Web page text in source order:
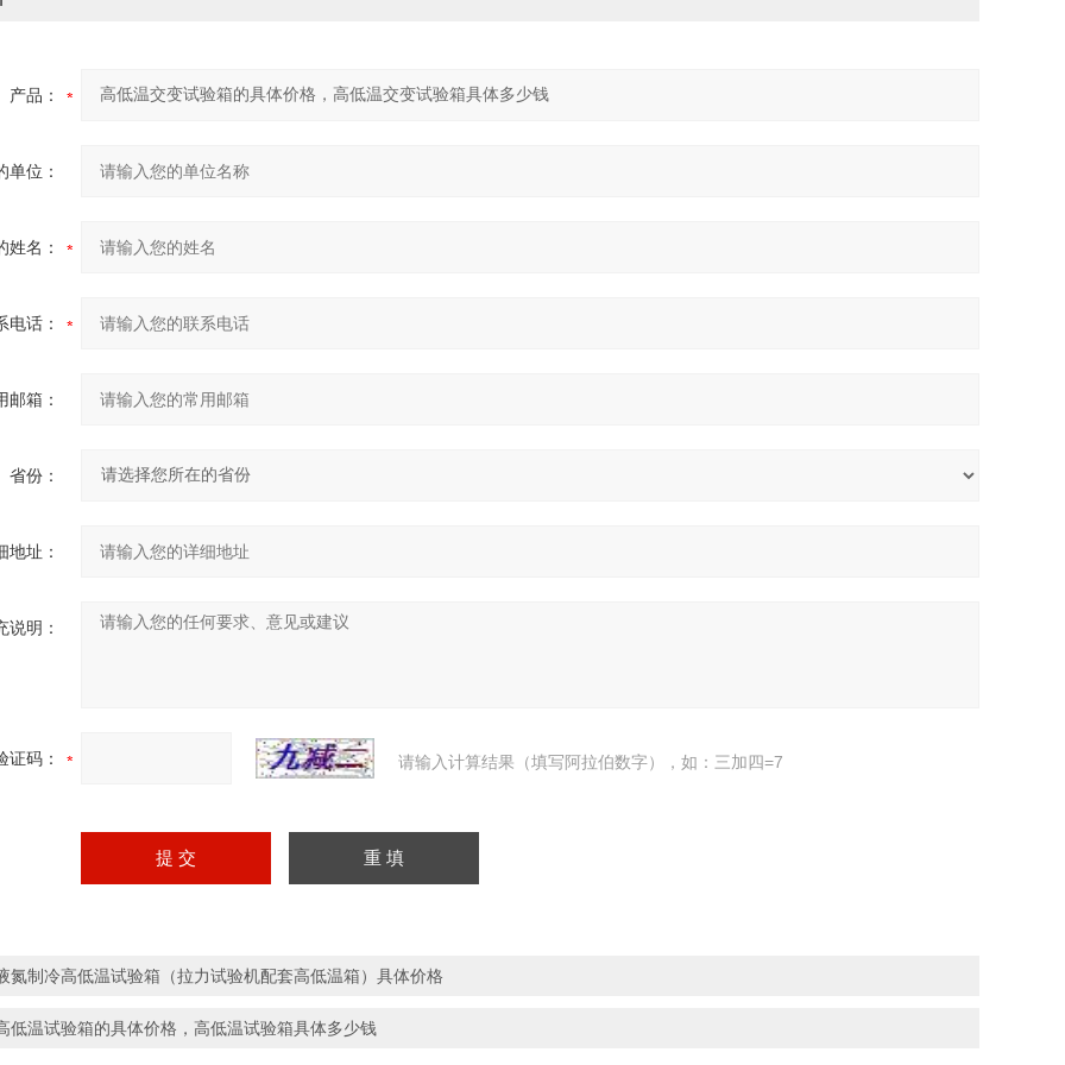
产品：
单位：
姓名：
电话：
邮箱：
省份：
地址：
说明：
证码： 请输入计算结果（填写阿拉伯数字），如：三加四=7
氮制冷高低温试验箱（拉力试验机配套高低温箱）具体价格
低温试验箱的具体价格，高低温试验箱具体多少钱